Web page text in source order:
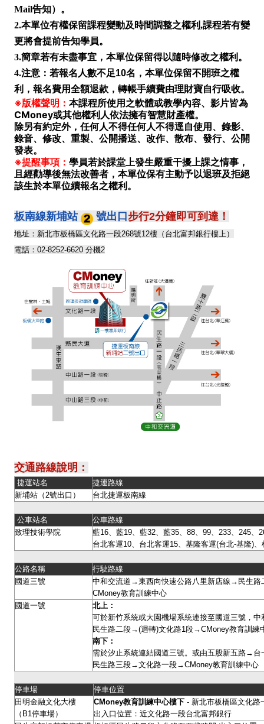
Mail告知）。
2.本單位有權保留課程變動及時間調整之權利,課程若有變
更將會提前告知學員。
3.簡章若有未盡事宜，本單位保留得以隨時修改之權利。
4.注意： 若報名人數不足10名，本單位保留不開班之權
利，報名費用全額退款，轉帳手續費由理財寶自行吸收。
※版權聲明： 本課程所使用之軟體或教學內容、影片皆為
CMoney或其他權利人依法擁有智慧財產權。
除另有約定外，任何人不得任何人不得逕自使用、錄影、
錄音、修改、重製、公開播送、改作、散布、發行、公開
發表。
※提醒事項： 學員若於課堂上發生嚴重干擾上課之情事，
且經勸導後無法改善者，本單位保有主動予以退班及拒絕
該生於本單位續報名之權利。
板南線新埔站 號出口 步行2分鐘即可到達！
地址：新北市板橋區文化路一段268號12樓（台北富邦銀行樓上）
電話：02-8252-6620 分機2
交通路線說明：
捷運站名
捷運路線
新埔站（2號出口）
台北捷運板南線
公車站名
公車路線
致理技術學院
藍16、藍19、藍32、藍35、88、99、233、245、
台北客運10、台北客運15、基隆客運(台北-基隆)
公路名稱
行駛路線
國道三號
中和交流道→東西向快速公路八里新店線→民生
CMoney教育訓練中心
國道一號
北上：
可於新竹系統或大園機場系統連接至國道三號，
民生路二段→(迴轉)文化路1段→CMoney教育訓練
南下：
需於汐止系統連結國道三號。或由五股新五路
民生路三段→文化路一段→CMoney教育訓練中心
停車場
停車位置
田明金融文化大樓
（B1停車場）
CMoney教育訓練中心樓下 - 新北市板橋區文化路
出入口位置：近文化路一段台北富邦銀行